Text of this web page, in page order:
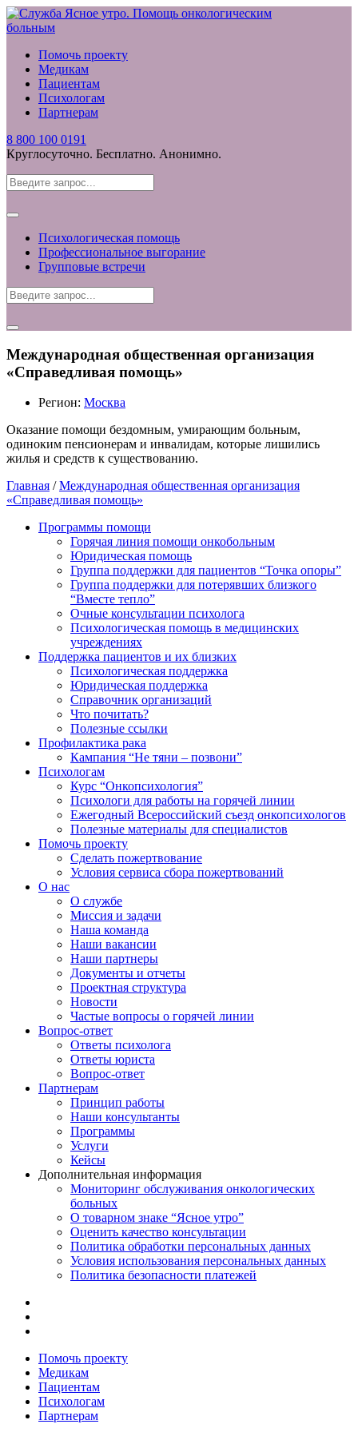
Помочь проекту
Медикам
Пациентам
Психологам
Партнерам
8 800 100 0191
Круглосуточно. Бесплатно. Анонимно.
Психологическая помощь
Профессиональное выгорание
Групповые встречи
Международная общественная организация
«Справедливая помощь»
Регион: Москва
Оказание помощи бездомным, умирающим больным,
одиноким пенсионерам и инвалидам, которые лишились
жилья и средств к существованию.
Главная /Международная общественная организация
«Справедливая помощь»
Программы помощи
Горячая линия помощи онкобольным
Юридическая помощь
Группа поддержки для пациентов “Точка опоры”
Группа поддержки для потерявших близкого
“Вместе тепло”
Очные консультации психолога
Психологическая помощь в медицинских
учреждениях
Поддержка пациентов и их близких
Психологическая поддержка
Юридическая поддержка
Справочник организаций
Что почитать?
Полезные ссылки
Профилактика рака
Кампания “Не тяни – позвони”
Психологам
Курс “Онкопсихология”
Психологи для работы на горячей линии
Ежегодный Всероссийский cъезд онкопсихологов
Полезные материалы для специалистов
Помочь проекту
Сделать пожертвование
Условия сервиса сбора пожертвований
О нас
О службе
Миссия и задачи
Наша команда
Наши вакансии
Наши партнеры
Документы и отчеты
Проектная структура
Новости
Частые вопросы о горячей линии
Вопрос-ответ
Ответы психолога
Ответы юриста
Вопрос-ответ
Партнерам
Принцип работы
Наши консультанты
Программы
Услуги
Кейсы
Дополнительная информация
Мониторинг обслуживания онкологических
больных
О товарном знаке “Ясное утро”
Оценить качество консультации
Политика обработки персональных данных
Условия использования персональных данных
Политика безопасности платежей
Помочь проекту
Медикам
Пациентам
Психологам
Партнерам